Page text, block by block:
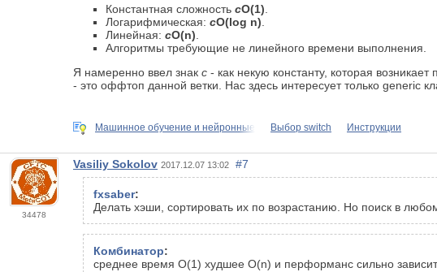
Константная сложность cO(1).
Логарифмическая: сO(log n).
Линейная: cO(n).
Алгоритмы требующие не линейного времени выполнения.
Я намеренно ввел знак c - как некую константу, которая
- это оффтоп данной ветки. Нас здесь интересует только generic
Машинное обучение и нейронные Выбор switch Инструкции
34478
Vasiliy Sokolov 2017.12.07 13:02 #7
fxsaber:
Делать хэши, сортировать их по возрастанию. Но поиск в
Комбинатор:
среднее время О(1) худшее O(n) и перформанс сильно